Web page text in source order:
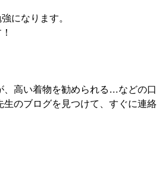
になります。
、高い着物を勧められる…などの口
のブログを見つけて、すぐに連絡